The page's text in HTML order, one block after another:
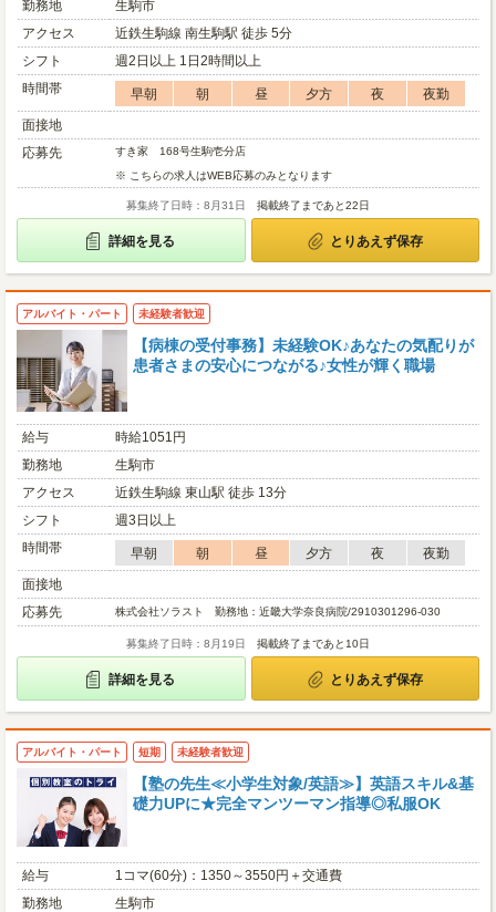
勤務地
生駒市
アクセス
近鉄生駒線 南生駒駅 徒歩 5分
シフト
週2日以上 1日2時間以上
時間帯
早朝 朝 昼 夕方 夜
夜勤
面接地
応募先
すき家 168号生駒壱分店
※ こちらの求人はWEB応募のみとなります
募集終了日時：8月31日 掲載終了まであと22日
詳細を見る とりあえず保存
アルバイト・パート 未経験者歓迎
【病棟の受付事務】未経験OK♪あなたの気配りが
患者さまの安心につながる♪女性が輝く職場
給与
時給1051円
勤務地
生駒市
アクセス
近鉄生駒線 東山駅 徒歩 13分
シフト
週3日以上
時間帯
早朝 朝 昼 夕方 夜
夜勤
面接地
応募先
株式会社ソラスト 勤務地：近畿大学奈良病院/2910301296-030
募集終了日時：8月19日 掲載終了まであと10日
詳細を見る とりあえず保存
アルバイト・パート 短期 未経験者歓迎
【塾の先生≪小学生対象/英語≫】英語スキル&基
礎力UPに★完全マンツーマン指導◎私服OK
給与
1コマ(60分)：1350～3550円＋交通費
勤務地
生駒市